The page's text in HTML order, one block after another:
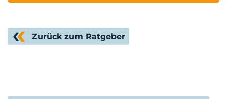
Zurück zum Ratgeber